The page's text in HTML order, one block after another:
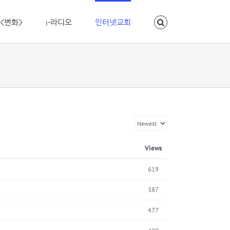
변화> i-라디오 인터넷교회
Views
619
387
477